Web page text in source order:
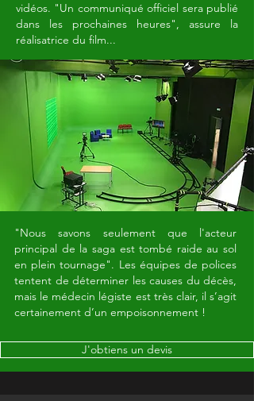
vidéos. "Un communiqué officiel sera publié
dans les prochaines heures", assure la
réalisatrice du film...
J'obtiens un devis
"Nous savons seulement que l'acteur
principal de la saga est tombé raide au sol
en plein tournage". Les équipes de polices
tentent de déterminer les causes du décès,
mais le médecin légiste est très clair, il s’agit
certainement d’un empoisonnement !